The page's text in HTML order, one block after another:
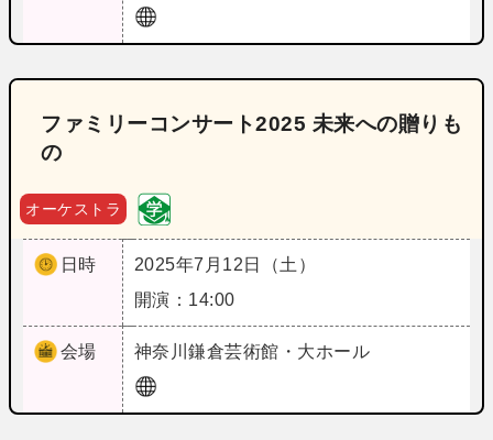
ファミリーコンサート2025 未来への贈りも
の
オーケストラ
日時
2025年7月12日（土）
開演：14:00
会場 神奈川鎌倉芸術館・大ホール